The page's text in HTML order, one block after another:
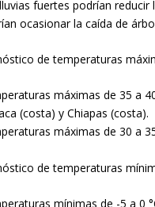
fuertes podrían
ocasionar la caída de
de temperaturas
máximas de 35 a
(costa) y Chiapas (costa).
máximas de 30 a
de temperaturas
mínimas de -5 a 0